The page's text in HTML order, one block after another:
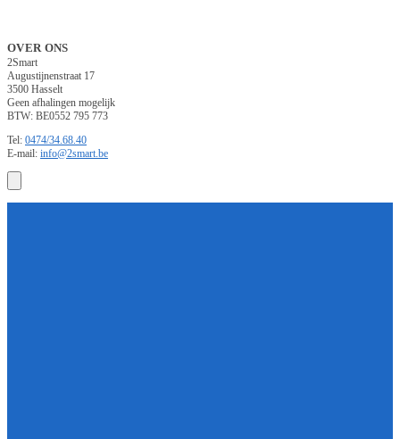
OVER ONS
2Smart
Augustijnenstraat 17
3500 Hasselt
Geen afhalingen mogelijk
BTW: BE0552 795 773
Tel: 0474/34.68.40
E-mail: info@2smart.be